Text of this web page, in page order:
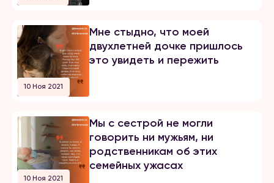
10 Ноя 2021
Мне стыдно, что моей
двухлетней дочке пришлось
это увидеть и пережить
10 Ноя 2021
Мы с сестрой не могли
говорить ни мужьям, ни
родственникам об этих
семейных ужасах